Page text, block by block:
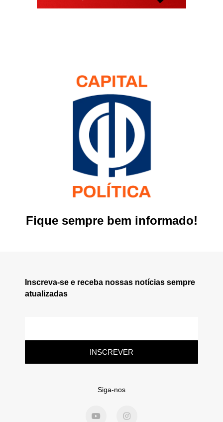
Fique sempre bem informado!
Inscreva-se e receba nossas notícias sempre
atualizadas
INSCREVER
Siga-nos